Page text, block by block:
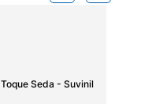
Toque Seda - Suvinil